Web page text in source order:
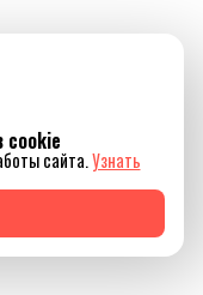
cookie
сайта.Узнать